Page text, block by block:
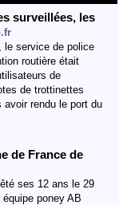
surveillées, les
le service de police
routière était
de
de trottinettes
rendu le port du
de France de
ses 12 ans le 29
poney AB